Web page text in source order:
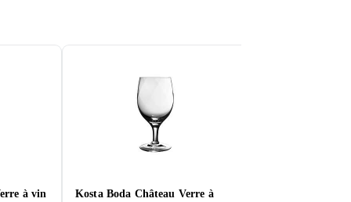
à vin
Kosta Boda Château Verre à